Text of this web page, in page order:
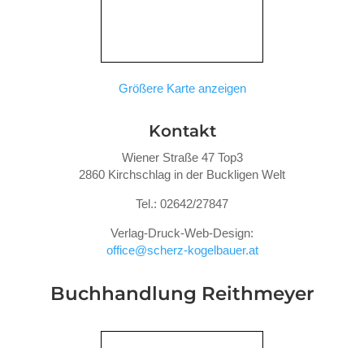
Größere Karte anzeigen
Kontakt
Wiener Straße 47 Top3
2860 Kirchschlag in der Buckligen Welt
Tel.: 02642/27847
Verlag-Druck-Web-Design:
office@scherz-kogelbauer.at
Buchhandlung Reithmeyer